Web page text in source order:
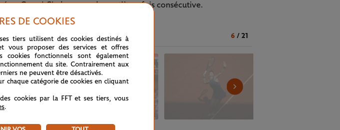
en Grand Chelem pour la septième fois consécutive.
6/ 21
DE COOKIES
tiers utilisent des cookies destinés à
vous proposer des services et offres
cookies fonctionnels sont également
du site. Contrairement aux
ne peuvent être désactivés.
chaque catégorie de cookies en cliquant
cookies par la FFT et ses tiers, vous
.